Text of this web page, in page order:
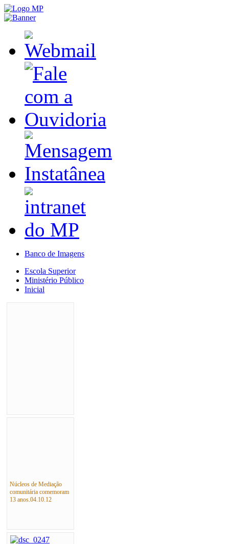
Banco de Imagens
Escola Superior
Ministério Público
Inicial
Núcleos de Mediação
comunitária comemoram
13 anos.04.10.12